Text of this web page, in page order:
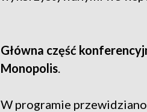
Główna część
Monopolis.
W programie